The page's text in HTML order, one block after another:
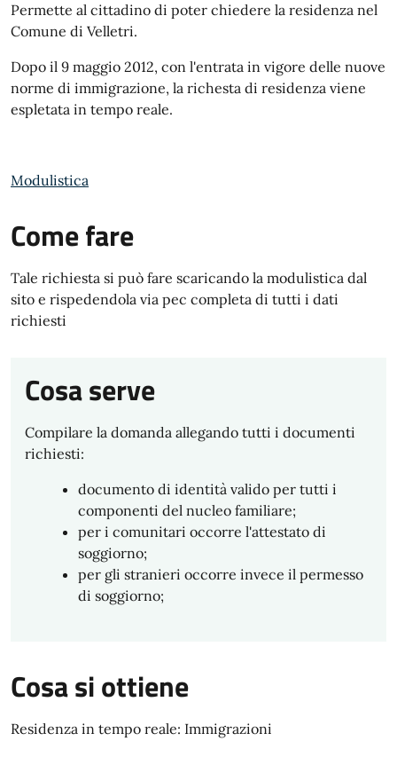
Permette al cittadino di poter chiedere la residenza nel
Comune di Velletri.
Dopo il 9 maggio 2012, con l'entrata in vigore delle nuove
norme di immigrazione, la richesta di residenza viene
espletata in tempo reale.
Modulistica
Come fare
Tale richiesta si può fare scaricando la modulistica dal
sito e rispedendola via pec completa di tutti i dati
richiesti
Cosa serve
Compilare la domanda allegando tutti i documenti
richiesti:
documento di identità valido per tutti i
componenti del nucleo familiare;
per i comunitari occorre l'attestato di
soggiorno;
per gli stranieri occorre invece il permesso
di soggiorno;
Cosa si ottiene
Residenza in tempo reale: Immigrazioni